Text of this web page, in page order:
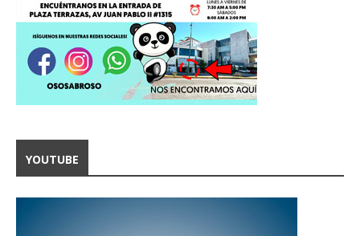
YOUTUBE